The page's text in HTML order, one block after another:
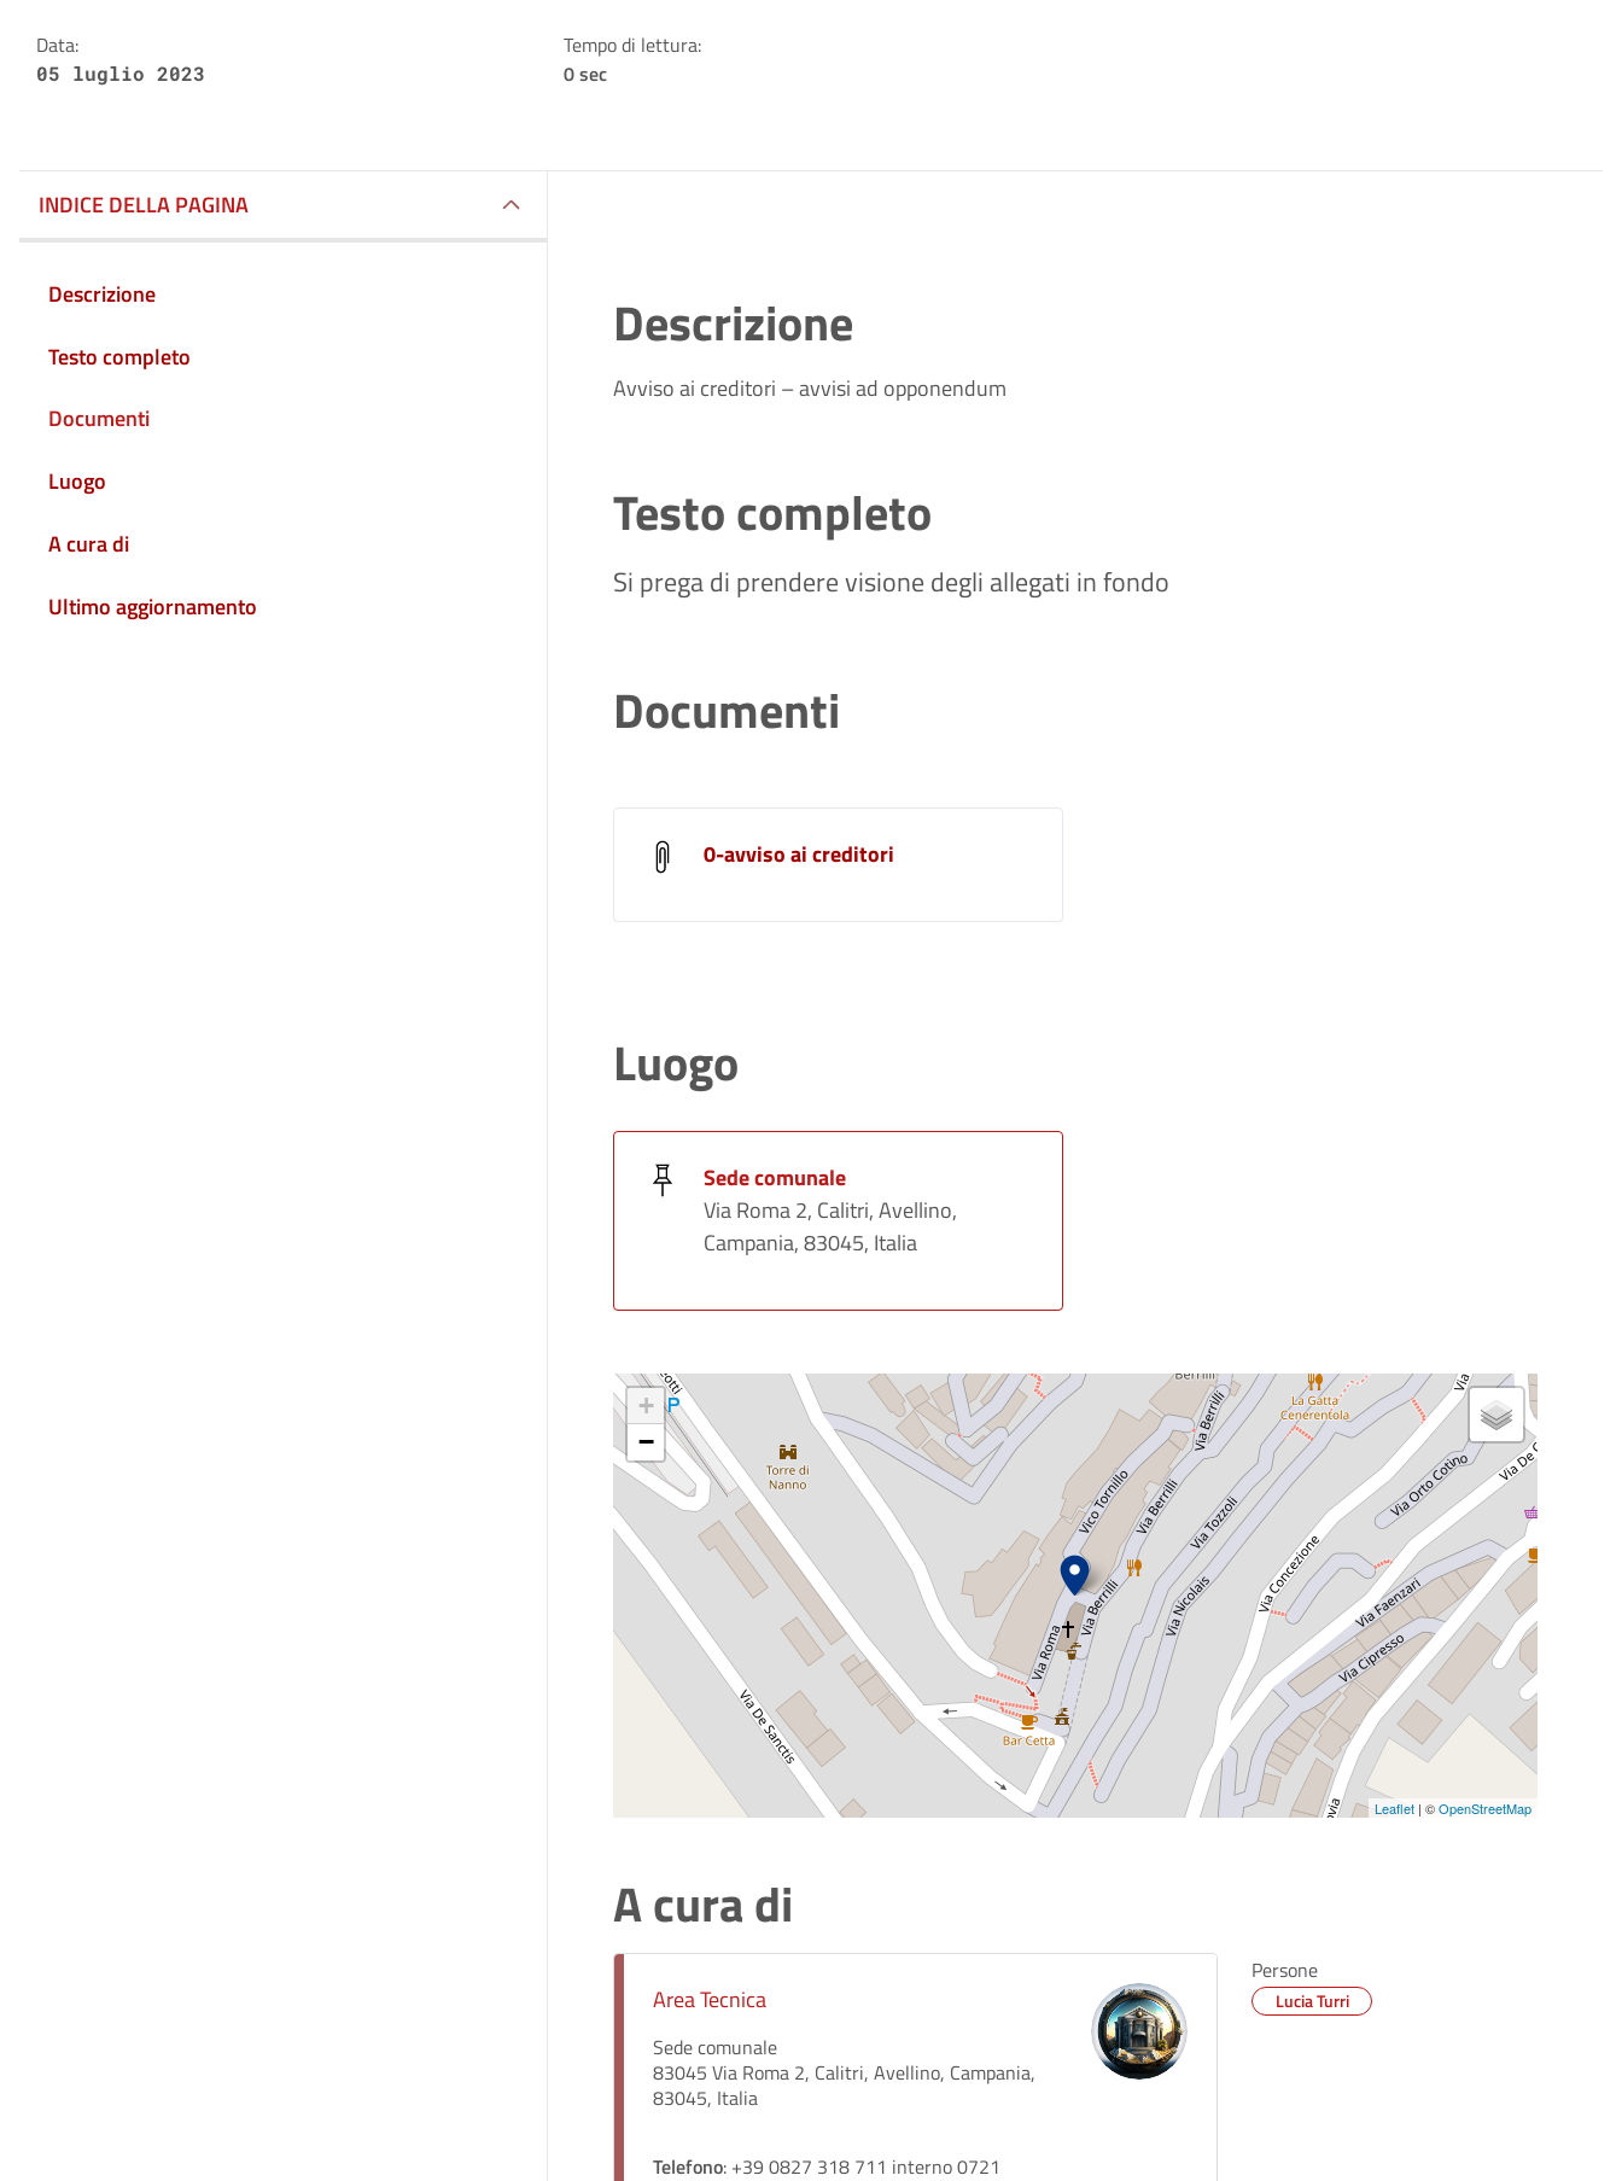
Data:
05 luglio 2023
Tempo di lettura:
0 sec
INDICE DELLA PAGINA
Descrizione
Testo completo
Documenti
Luogo
A cura di
Ultimo aggiornamento
Descrizione
Avviso ai creditori – avvisi ad opponendum
Testo completo
Si prega di prendere visione degli allegati in fondo
Documenti
0-avviso ai creditori
Luogo
Sede comunale
Via Roma 2, Calitri, Avellino,
Campania, 83045, Italia
+
−
Leaflet| ©OpenStreetMap
A cura di
Area Tecnica
Sede comunale
83045 Via Roma 2, Calitri, Avellino, Campania,
83045, Italia
Telefono: +39 0827 318 711 interno 0721
Persone
Lucia Turri